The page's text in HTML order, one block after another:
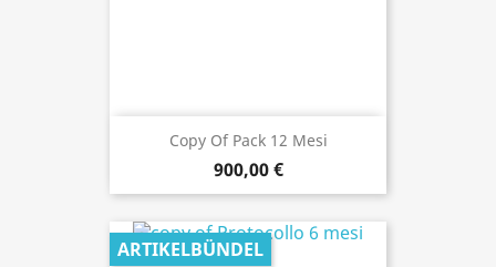
Copy Of Pack 12 Mesi
900,00 €
ARTIKELBÜNDEL